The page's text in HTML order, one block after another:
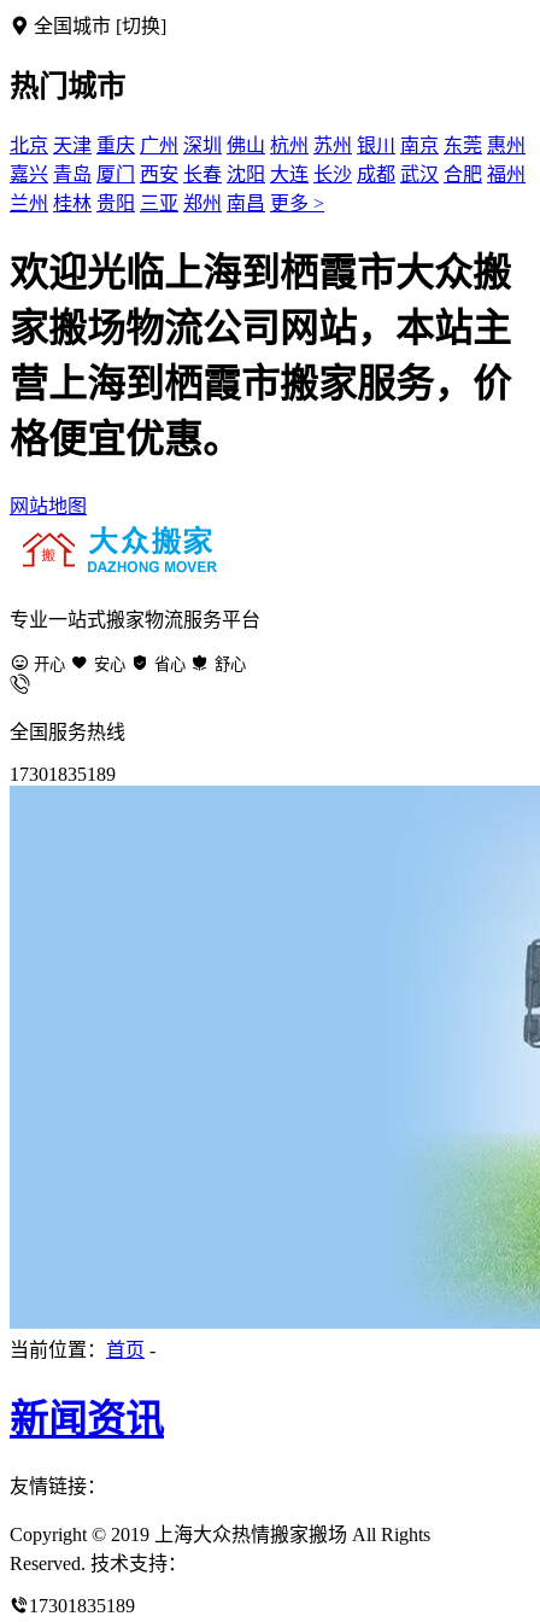
全国城市 [切换]
热门城市
北京 天津 重庆 广州 深圳 佛山 杭州 苏州 银川 南京 东莞 惠州
嘉兴 青岛 厦门 西安 长春 沈阳 大连 长沙 成都 武汉 合肥 福州
兰州 桂林 贵阳 三亚 郑州 南昌 更多 >
欢迎光临上海到栖霞市大众搬
家搬场物流公司网站，本站主
营上海到栖霞市搬家服务，价
格便宜优惠。
网站地图
专业一站式搬家物流服务平台
开心 安心 省心 舒心
全国服务热线
17301835189
当前位置： 首页 -
新闻资讯
友情链接：
Copyright © 2019 上海大众热情搬家搬场 All Rights
Reserved. 技术支持：
17301835189